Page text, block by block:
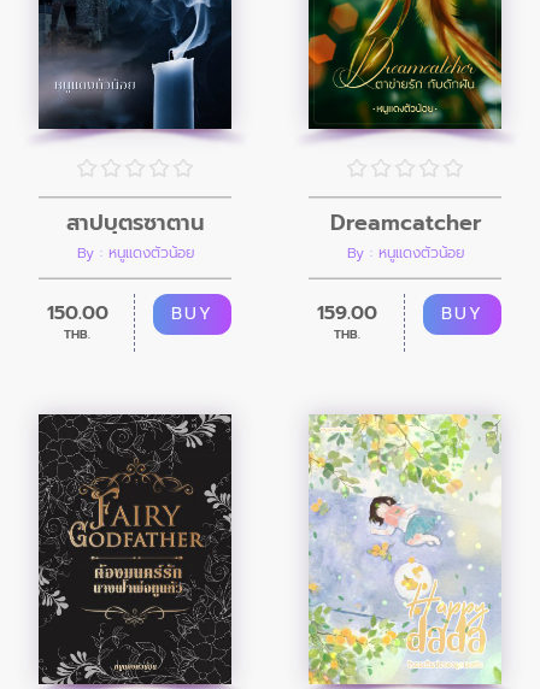
สาปบุตรซาตาน
By : หนูแดงตัวน้อย
150.00
THB.
BUY
Dreamcatcher
By : หนูแดงตัวน้อย
159.00
THB.
BUY